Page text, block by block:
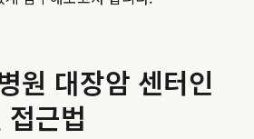
원 대장암 센터인
근법